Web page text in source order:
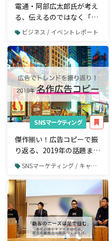
電通・阿部広太郎氏が考え
る、伝えるのではなく「伝
わる」コピーとは？【2020
Japan マーケティング
Week 春】
ビジネス / イベントレポート
SNSマーケティング
傑作揃い！広告コピーで振
り返る、2019年の話題まと
め SNSマーケティング / キャンペーン・バズ事例